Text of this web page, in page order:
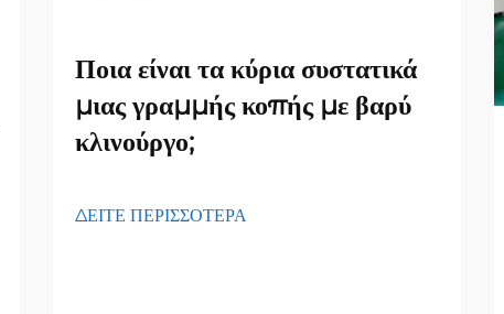
Ποια είναι τα κύρια συστατικά
μιας γραμμής κοπής με βαρύ
κλινούργο;
ΔΕΙΤΕ ΠΕΡΙΣΣΟΤΕΡΑ